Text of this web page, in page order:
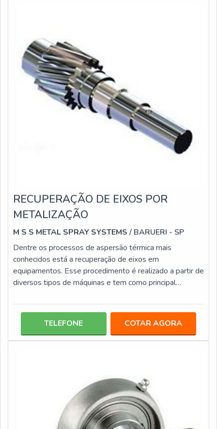
RECUPERAÇÃO DE EIXOS POR
METALIZAÇÃO
M S S METAL SPRAY SYSTEMS / BARUERI - SP
Dentre os processos de aspersão térmica mais
conhecidos está a recuperação de eixos em
equipamentos. Esse procedimento é realizado a partir de
diversos tipos de máquinas e tem como principal
dos equipamentos que por ele são submetidos.A partir
eixos por metalização seja realizado da melhor forma
possível, é importante que o cliente faça uma pesquisa
TELEFONE COTAR AGORA